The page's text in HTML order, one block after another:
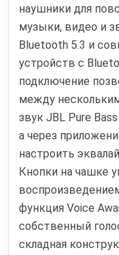
наушники для
музыки, видео и
Bluetooth 5.3 и
устройств с
подключение
между
звук JBL Pure
а через
настроить
Кнопки на чашке
функция Voice
собственный
складная